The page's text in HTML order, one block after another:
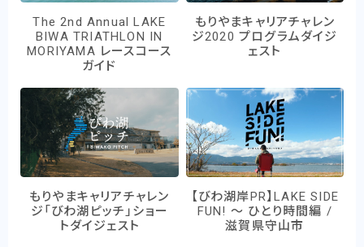
The 2nd Annual LAKE
BIWA TRIATHLON IN
MORIYAMA レースコース
ガイド
もりやまキャリアチャレン
ジ2020 プログラムダイジ
ェスト
もりやまキャリアチャレン
ジ「びわ湖ピッチ」ショー
トダイジェスト
【びわ湖岸PR】LAKE SIDE
FUN! ～ ひとり時間編 /
滋賀県守山市